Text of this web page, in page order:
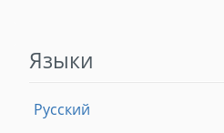
Языки
Русский